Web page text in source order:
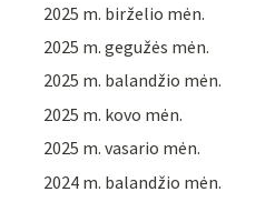
2025 m. birželio mėn.
2025 m. gegužės mėn.
2025 m. balandžio mėn.
2025 m. kovo mėn.
2025 m. vasario mėn.
2024 m. balandžio mėn.